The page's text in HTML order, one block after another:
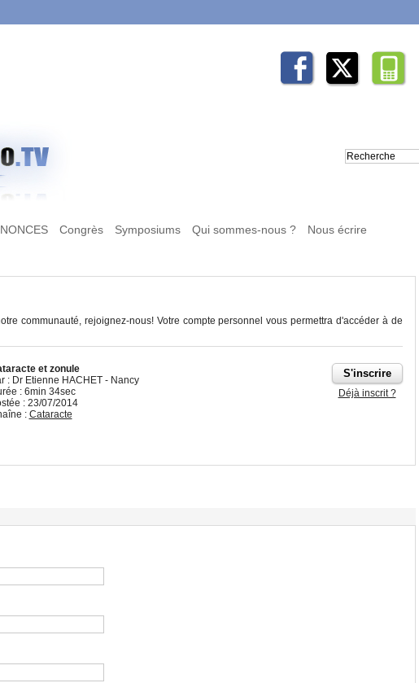
Congrès Symposiums Qui sommes-nous ? Nous écrire
communauté, rejoignez-nous! Votre compte personnel vous permettra d'accéder à de
Déjà inscrit ?
et zonule
: Dr Etienne HACHET - Nancy
: 6min 34sec
: 23/07/2014
: Cataracte